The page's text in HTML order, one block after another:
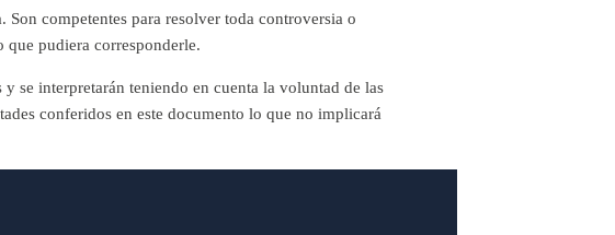
competentes para resolver toda controversia o
que pudiera corresponderle.
se interpretarán teniendo en cuenta la voluntad de las
conferidos en este documento lo que no implicará